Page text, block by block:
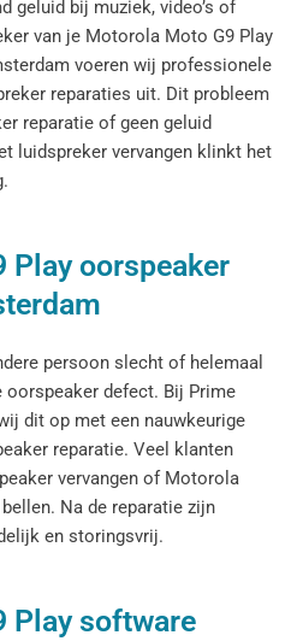
geluid bij muziek, video’s of
van je Motorola Moto G9 Play
voeren wij professionele
reparaties uit. Dit probleem
reparatie of geen geluid
luidspreker vervangen klinkt het
Play oorspeaker
persoon slecht of helemaal
oorspeaker defect. Bij Prime
dit op met een nauwkeurige
reparatie. Veel klanten
vervangen of Motorola
Na de reparatie zijn
en storingsvrij.
Play software